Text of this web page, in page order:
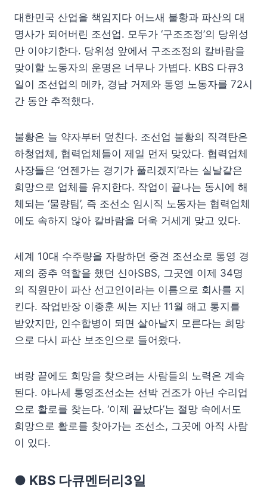
대한민국 산업을 책임지다 어느새 불황과 파산의 대
명사가 되어버린 조선업. 모두가 ‘구조조정’의 당위성
만 이야기한다. 당위성 앞에서 구조조정의 칼바람을
맞이할 노동자의 운명은 너무나 가볍다. KBS 다큐3
일이 조선업의 메카, 경남 거제와 통영 노동자를 72시
간 동안 추적했다.
불황은 늘 약자부터 덮친다. 조선업 불황의 직격탄은
하청업체, 협력업체들이 제일 먼저 맞았다. 협력업체
사장들은 ‘언젠가는 경기가 풀리겠지’라는 실날같은
희망으로 업체를 유지한다. 작업이 끝나는 동시에 해
체되는 ‘물량팀’, 즉 조선소 임시직 노동자는 협력업체
에도 속하지 않아 칼바람을 더욱 거세게 맞고 있다.
세계 10대 수주량을 자랑하던 중견 조선소로 통영 경
제의 중추 역할을 했던 신아SBS, 그곳엔 이제 34명
의 직원만이 파산 선고인이라는 이름으로 회사를 지
킨다. 작업반장 이종훈 씨는 지난 11월 해고 통지를
받았지만, 인수합병이 되면 살아날지 모른다는 희망
으로 다시 파산 보조인으로 들어왔다.
벼랑 끝에도 희망을 찾으려는 사람들의 노력은 계속
된다. 야나세 통영조선소는 선박 건조가 아닌 수리업
으로 활로를 찾는다. ‘이제 끝났다’는 절망 속에서도
희망으로 활로를 찾아가는 조선소, 그곳에 아직 사람
이 있다.
● KBS 다큐멘터리3일